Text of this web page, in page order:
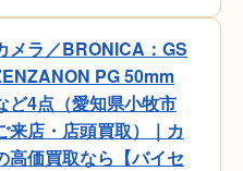
メラ／BRONICA：GS
PG 50mm
ど4点（愛知県小牧市
来店・店頭買取）｜カ
高価買取なら【バイセ